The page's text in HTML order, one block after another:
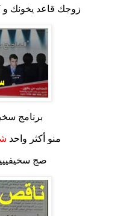
زوجك قاعد يخونك و
برنامج
منو أكثر واحد
صج